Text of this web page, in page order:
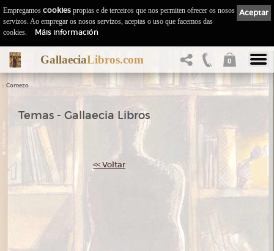
GallaeciaLibros.com 0
:: Comezo
Temas - Gallaecia Libros
<< Voltar
Aceptar
Empregamos cookies propias e de terceiros que nos permiten ofrecer os nosos
servizos. Ao empregar os nosos servizos, aceptas o uso que facemos das
cookies.
Máis información